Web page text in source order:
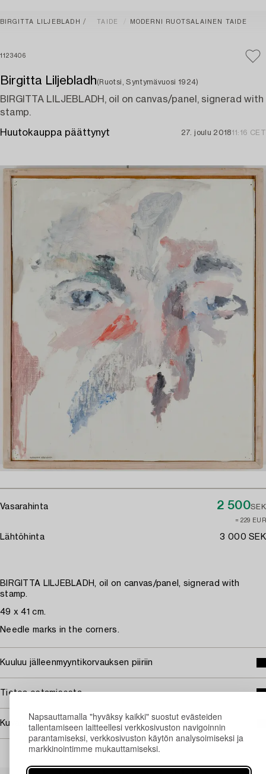
Napsauttamalla "hyväksy kaikki" suostut evästeiden
tallentamiseen laitteellesi verkkosivuston navigoinnin
parantamiseksi, verkkosivuston käytön analysoimiseksi ja
markkinointimme mukauttamiseksi.
BIRGITTA LILJEBLADH TAIDE MODERNI RUOTSALAINEN TAIDE
1123406
Birgitta Liljebladh(Ruotsi, Syntymävuosi 1924)
BIRGITTA LILJEBLADH, oil on canvas/panel, signerad with
stamp.
Huutokauppa päättynyt 27. joulu 201811:16 CET
Vasarahinta 2 500SEK
≈ 229 EUR
Lähtöhinta 3 000 SEK
BIRGITTA LILJEBLADH, oil on canvas/panel, signerad with
stamp.
49 x 41 cm.
Needle marks in the corners.
Kuuluu jälleenmyyntikorvauksen piiriin
Tietoa ostamisesta
Kuvan käyttöoikeudet